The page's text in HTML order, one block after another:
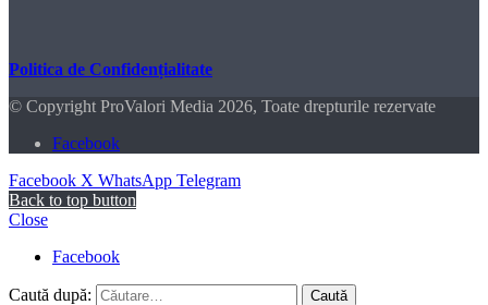
Politica de Confidențialitate
© Copyright ProValori Media 2026, Toate drepturile rezervate
Facebook
Facebook X WhatsApp Telegram
Back to top button
Close
Facebook
Caută după: